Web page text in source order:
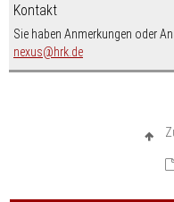
Kontakt
Sie haben Anmerkungen oder
nexus
nospam-
hrk.de